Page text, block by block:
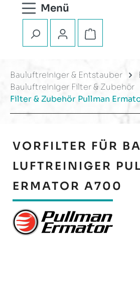
Bauluftreiniger & Entstauber
Bauluftreiniger Filter & Zubehör
Filter & Zubehör Pullman
VORFILTER FÜR
LUFTREINIGER
ERMATOR A700